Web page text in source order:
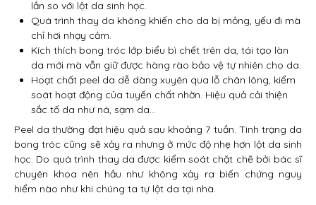
lần so với lột da sinh học.
Quá trình thay da không khiến cho da bị mỏng, yếu đi mà
chỉ hơi nhạy cảm.
Kích thích bong tróc lớp biểu bì chết trên da, tái tạo làn
da mới mà vẫn giữ được hàng rào bảo vệ tự nhiên cho da.
Hoạt chất peel da dễ dàng xuyên qua lỗ chân lông, kiểm
soát hoạt động của tuyến chất nhờn. Hiệu quả cải thiện
sắc tố da như ná, sạm da…
Peel da thường đạt hiệu quả sau khoảng 7 tuần. Tình trạng da
bong tróc cũng sẽ xảy ra nhưng ở mức độ nhẹ hơn lột da sinh
học. Do quá trình thay da được kiểm soát chặt chẽ bởi bác sĩ
chuyên khoa nên hầu như không xảy ra biến chứng nguy
hiểm nào như khi chúng ta tự lột da tại nhà.